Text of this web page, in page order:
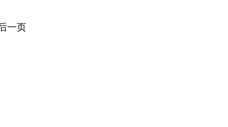
一页